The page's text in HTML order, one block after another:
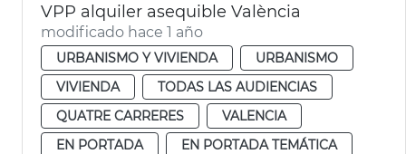
VPP alquiler asequible València
modificado hace 1 año
URBANISMO Y VIVIENDA
URBANISMO
VIVIENDA
TODAS LAS AUDIENCIAS
QUATRE CARRERES
VALENCIA
EN PORTADA
EN PORTADA TEMÁTICA